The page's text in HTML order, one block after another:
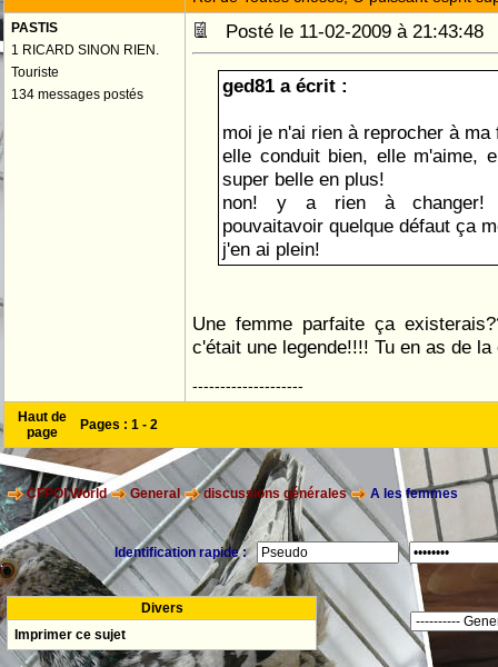
PASTIS
1 RICARD SINON RIEN.
Touriste
134 messages postés
Posté le 11-02-2009 à
ged81 a écrit :
moi je n'ai rien à reprocher à ma
elle conduit bien, elle m'aime,
super belle en plus!
non! y a rien à changer!
pouvaitavoir quelque défaut ça
j'en ai plein!
Une femme parfaite ça
c'était une legende!!!! Tu en as de
--------------------
Haut de
page
Pages : 1 - 2
CFPOI World General discussions générales A les femmes
Identification rapide :
Divers
Imprimer ce sujet